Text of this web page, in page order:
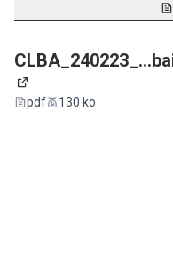
(Lien externe)
pdf 130 ko